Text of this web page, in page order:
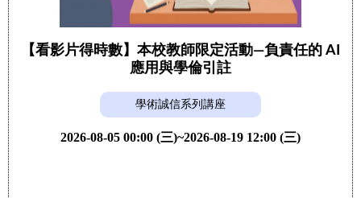
【看影片得時數】本校教師限定活動—負責任的 AI
應用與學倫引註
學術誠信系列講座
2026-08-05 00:00 (三)~2026-08-19 12:00 (三)